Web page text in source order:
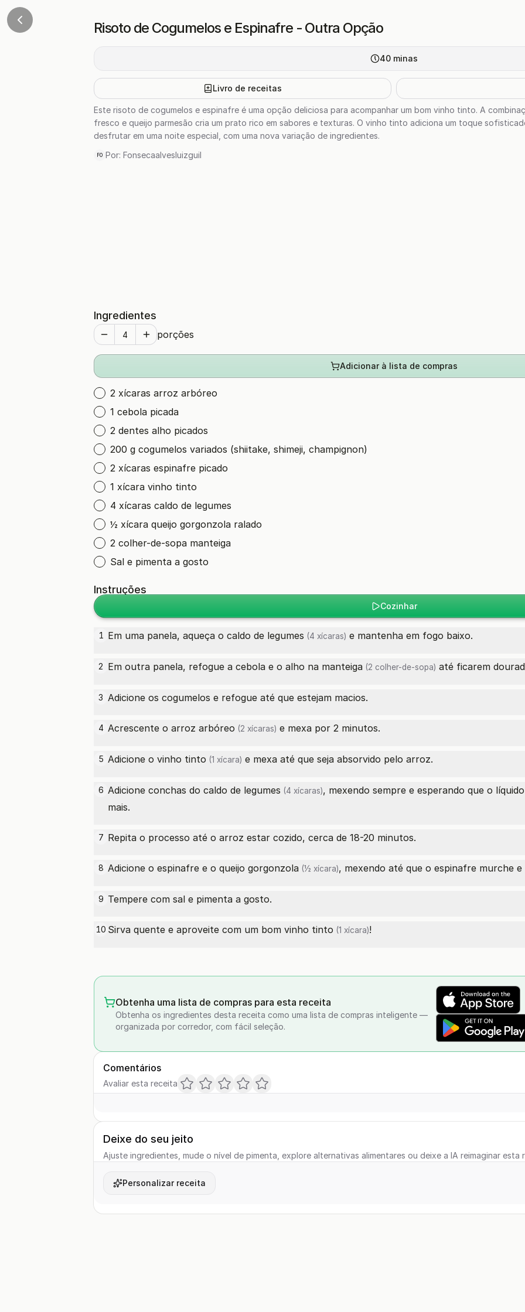
Risoto de Cogumelos e Espinafre - Outra Opção
40 minas
Livro de receitas
Este risoto de cogumelos e espinafre é uma opção deliciosa para acompanhar um bom vinho tinto. A
fresco e queijo parmesão cria um prato rico em sabores e texturas. O vinho tinto adiciona um toque
desfrutar em uma noite especial, com uma nova variação de ingredientes.
FO Por: Fonsecaalvesluizguil
Ingredientes
porções
Adicionar à lista de compras
2 xícaras arroz arbóreo
1 cebola picada
2 dentes alho picados
200 g cogumelos variados (shiitake, shimeji, champignon)
2 xícaras espinafre picado
1 xícara vinho tinto
4 xícaras caldo de legumes
½ xícara queijo gorgonzola ralado
2 colher-de-sopa manteiga
Sal e pimenta a gosto
Instruções
Cozinhar
1 Em uma panela, aqueça o caldo de legumes (4 xícaras) e mantenha em fogo baixo.
2 Em outra panela, refogue a cebola e o alho na manteiga (2 colher-de-sopa) até ficarem
3 Adicione os cogumelos e refogue até que estejam macios.
4 Acrescente o arroz arbóreo (2 xícaras) e mexa por 2 minutos.
5 Adicione o vinho tinto (1 xícara) e mexa até que seja absorvido pelo arroz.
6 Adicione conchas do caldo de legumes (4 xícaras), mexendo sempre e esperando que o
mais.
7 Repita o processo até o arroz estar cozido, cerca de 18-20 minutos.
8 Adicione o espinafre e o queijo gorgonzola (½ xícara), mexendo até que o espinafre murche
9 Tempere com sal e pimenta a gosto.
10 Sirva quente e aproveite com um bom vinho tinto (1 xícara)!
Obtenha uma lista de compras para esta receita
Obtenha os ingredientes desta receita como uma lista de compras inteligente —
organizada por corredor, com fácil seleção.
Comentários
Avaliar esta receita
Deixe do seu jeito
Ajuste ingredientes, mude o nível de pimenta, explore alternativas alimentares ou deixe a IA reimaginar esta
Personalizar receita